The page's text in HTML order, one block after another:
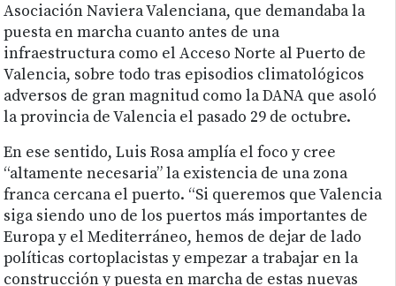
Asociación Naviera Valenciana, que demandaba la
puesta en marcha cuanto antes de una
infraestructura como el Acceso Norte al Puerto de
Valencia, sobre todo tras episodios climatológicos
adversos de gran magnitud como la DANA que asoló
la provincia de Valencia el pasado 29 de octubre.
En ese sentido, Luis Rosa amplía el foco y cree
“altamente necesaria” la existencia de una zona
franca cercana el puerto. “Si queremos que Valencia
siga siendo uno de los puertos más importantes de
Europa y el Mediterráneo, hemos de dejar de lado
políticas cortoplacistas y empezar a trabajar en la
construcción y puesta en marcha de estas nuevas